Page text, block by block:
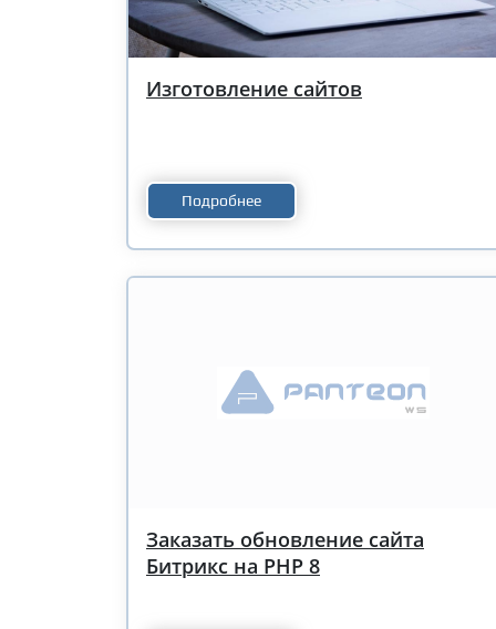
Изготовление сайтов
Подробнее
Заказать обновление сайта
Битрикс на PHP 8